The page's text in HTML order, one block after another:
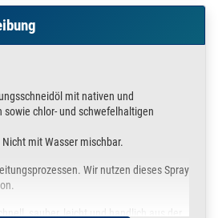
mit nativen und
chlor- und schwefelhaltigen
mit Wasser mischbar.
Wir nutzen dieses Spray
sauber, leicht und handlich aus der